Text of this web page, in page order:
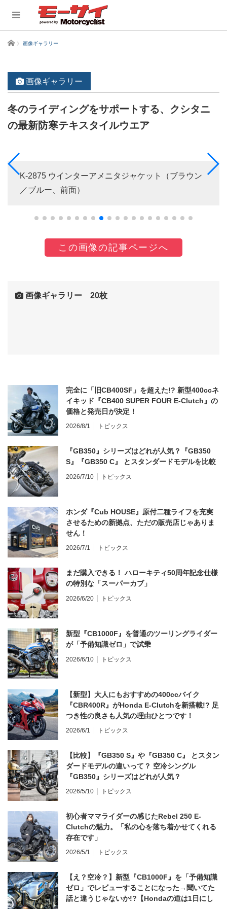
ホーム 画像ギャラリー
画像ギャラリー
冬のライディングをサポートする、クシタニ
の最新防寒テキスタイルウエア
K-2875 ウインターアメニタジャケット（ブラウン
／ブルー、前面）
この画像の記事ページへ
画像ギャラリー 20枚
完全に「旧CB400SF」を超えた!? 新型400ccネ
イキッド『CB400 SUPER FOUR E-Clutch』の
価格と発売日が決定！
2026/8/1 トピックス
『GB350』シリーズはどれが人気？『GB350
S』『GB350 C』 とスタンダードモデルを比較
2026/7/10 トピックス
ホンダ『Cub HOUSE』原付二種ライフを充実
させるための新拠点、ただの販売店じゃありま
せん！
2026/7/1 トピックス
まだ購入できる！ ハローキティ50周年記念仕様
の特別な「スーパーカブ」
2026/6/20 トピックス
新型『CB1000F』を普通のツーリングライダー
が「予備知識ゼロ」で試乗
2026/6/10 トピックス
【新型】大人にもおすすめの400ccバイク
『CBR400R』がHonda E-Clutchを新搭載!? 足
つき性の良さも人気の理由ひとつです！
2026/6/1 トピックス
【比較】『GB350 S』や『GB350 C』 とスタン
ダードモデルの違いって？ 空冷シングル
『GB350』シリーズはどれが人気？
2026/5/10 トピックス
初心者ママライダーの感じたRebel 250 E-
Clutchの魅力。「私の心を落ち着かせてくれる
存在です」
2026/5/1 トピックス
【え？空冷？】新型『CB1000F』を「予備知識
ゼロ」でレビューすることになった→聞いてた
話と違うじゃないか!?【Hondaの道は1日にし